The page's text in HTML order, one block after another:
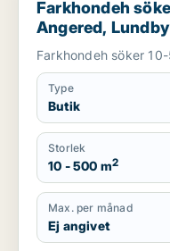
Farkhondeh
Angered,
Farkhondeh söker
Type
Butik
Storlek
10 - 500 m2
Max. per månad
Ej angivet